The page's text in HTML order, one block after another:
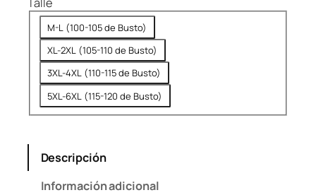
9
9
9
.
.
M-L (100-105 de Busto)
XL-2XL (105-110 de Busto)
3XL-4XL (110-115 de Busto)
5XL-6XL (115-120 de Busto)
Descripción
Información adicional